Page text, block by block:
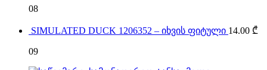
08
SIMULATED DUCK 1206352 – იხვის ფიტული 14.00 ₾
09